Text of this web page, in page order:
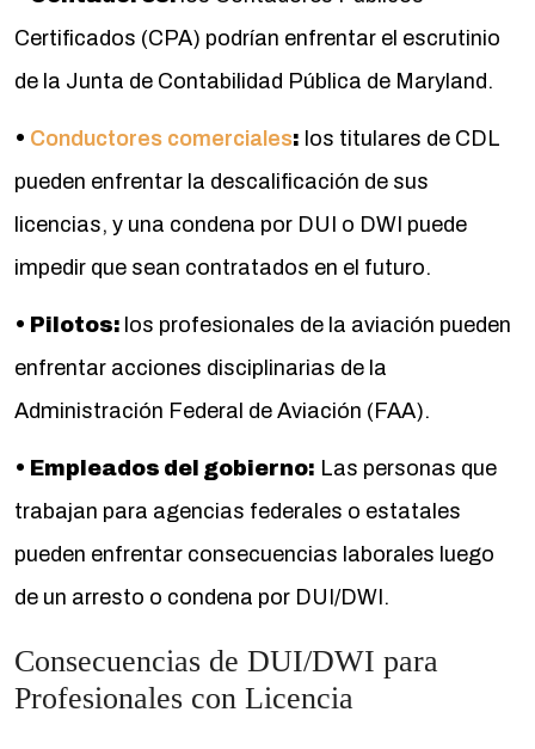
Certificados (CPA) podrían enfrentar el escrutinio
de la Junta de Contabilidad Pública de Maryland.
• Conductores comerciales: los titulares de CDL
pueden enfrentar la descalificación de sus
licencias, y una condena por DUI o DWI puede
impedir que sean contratados en el futuro.
• Pilotos: los profesionales de la aviación pueden
enfrentar acciones disciplinarias de la
Administración Federal de Aviación (FAA).
• Empleados del gobierno: Las personas que
trabajan para agencias federales o estatales
pueden enfrentar consecuencias laborales luego
de un arresto o condena por DUI/DWI.
Consecuencias de DUI/DWI para
Profesionales con Licencia